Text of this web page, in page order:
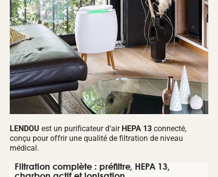
LENDOU est un purificateur d’air HEPA 13 connecté,
conçu pour offrir une qualité de filtration de niveau
médical.
Filtration complète : préfiltre, HEPA 13,